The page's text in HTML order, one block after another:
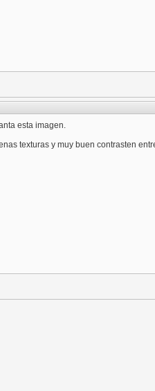
esta imagen.
texturas y muy buen contrasten